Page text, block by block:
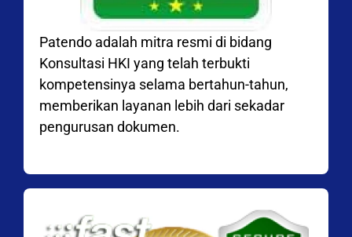
Patendo adalah mitra resmi di bidang
Konsultasi HKI yang telah terbukti
kompetensinya selama bertahun-tahun,
memberikan layanan lebih dari sekadar
pengurusan dokumen.